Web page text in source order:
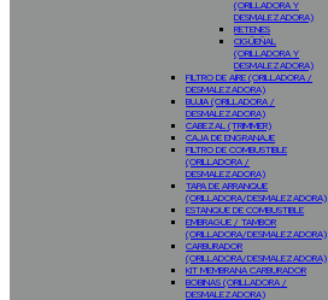
(ORILLADORA Y
DESMALEZADORA)
RETENES
CIGÜEÑAL
(ORILLADORA Y
DESMALEZADORA)
FILTRO DE AIRE (ORILLADORA /
DESMALEZADORA)
BUJIA (ORILLADORA /
DESMALEZADORA)
CABEZAL (TRIMMER)
CAJA DE ENGRANAJE
FILTRO DE COMBUSTIBLE
(ORILLADORA /
DESMALEZADORA)
TAPA DE ARRANQUE
(ORILLADORA/DESMALEZADORA)
ESTANQUE DE COMBUSTIBLE
EMBRAGUE / TAMBOR
(ORILLADORA/DESMALEZADORA)
CARBURADOR
(ORILLADORA/DESMALEZADORA)
KIT MEMBRANA CARBURADOR
BOBINAS (ORILLADORA /
DESMALEZADORA)